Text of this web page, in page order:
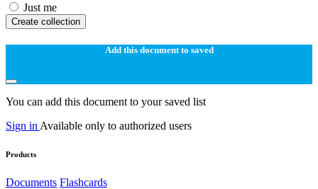
Just me
Create collection
Add this document to saved
You can add this document to your saved list
Sign in Available only to authorized users
Products
Documents Flashcards